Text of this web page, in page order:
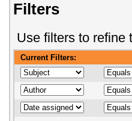
Filters
Use filters to refine
Current Filters: